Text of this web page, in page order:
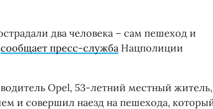
два человека – сам пешеход и
сообщает пресс-служба Нацполиции
Opel, 53-летний местный
и совершил наезд на пешехода,